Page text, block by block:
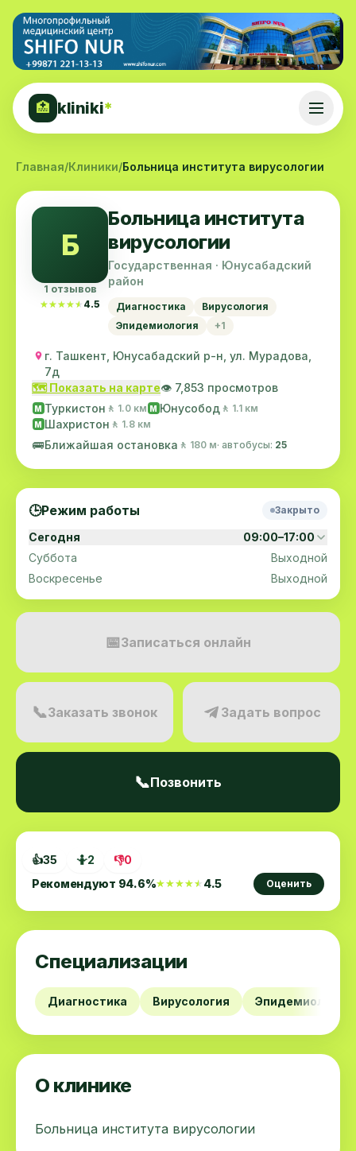
🏥 kliniki*
Главная/Клиники/Больница института вирусологии
Б
1 отзывов
★★★★★
★★★★★ 4.5
Больница института
вирусологии
Государственная · Юнусабадский
район
Диагностика
Вирусология
Эпидемиология
+1
г. Ташкент, Юнусабадский р-н, ул. Мурадова,
7д
🗺️ Показать на карте👁️ 7,853 просмотров
M Туркистон 🚶 1.0 км M Юнусобод 🚶 1.1 км
M Шахристон 🚶 1.8 км
🚌Ближайшая остановка 🚶 180 м· автобусы: 25
👍35 🤷2 👎0
Рекомендуют 94.6%★★★★★
★★★★★4.5 Оценить
Специализации
Диагностика Вирусология Эпидемиология
О клинике
Больница института вирусологии
🕒Режим работы Закрыто
Сегодня
09:00–17:00
Суббота
Выходной
Воскресенье
Выходной
📅Записаться онлайн
📞Заказать звонок Задать вопрос
📞Позвонить